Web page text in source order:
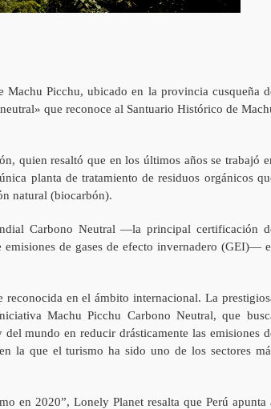
Machu Picchu, ubicado en la provincia cusqueña
que reconoce al Santuario Histórico de
quien resaltó que en los últimos años se trabajó
planta de tratamiento de residuos orgánicos
natural (biocarbón).
Carbono Neutral —la principal certificación
de gases de efecto invernadero (GEI)—
en el ámbito internacional. La
Machu Picchu Carbono Neutral, que
mundo en reducir drásticamente las emisiones
la que el turismo ha sido uno de los sectores
en 2020”, Lonely Planet resalta que Perú apunta